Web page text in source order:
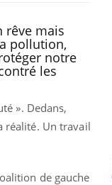
rêve mais
pollution,
notre
les
». Dedans,
réalité. Un travail
de gauche